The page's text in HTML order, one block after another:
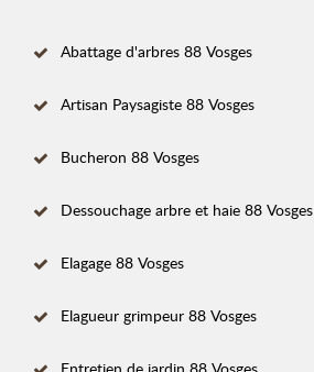
Abattage d'arbres 88 Vosges
Artisan Paysagiste 88 Vosges
Bucheron 88 Vosges
Dessouchage arbre et haie 88 Vosges
Elagage 88 Vosges
Elagueur grimpeur 88 Vosges